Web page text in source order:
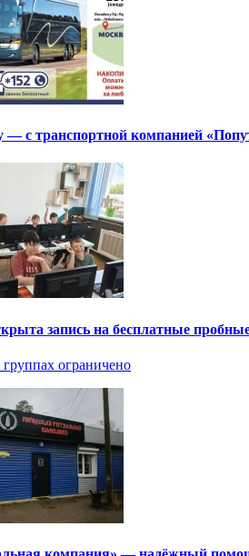
— с транспортной компанией
запись на бесплатные
ограничено